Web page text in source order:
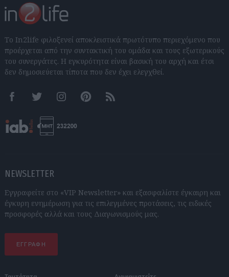
Το In2life φιλοξενεί αποκλειστικά πρωτότυπο περιεχόμενο που
προέρχεται από την συντακτική του ομάδα και τους εξωτερικούς
του συνεργάτες. Η εγκυρότητα είναι βασική του αρχή και έτσι
δεν δημοσιεύεται τίποτα που δεν έχει ελεγχθεί.
FacebookTwitter InstagramPinterestRSS feeds
NEWSLETTER
Εγγραφείτε στο «VIP Newsletter» και εξασφαλίστε έγκαιρη και
έγκυρη ενημέρωση για τις επιλεγμένες προτάσεις, τις ειδικές
προσφορές αλλά και τους Διαγωνισμούς μας.
ΕΓΓΡΑΦΗ